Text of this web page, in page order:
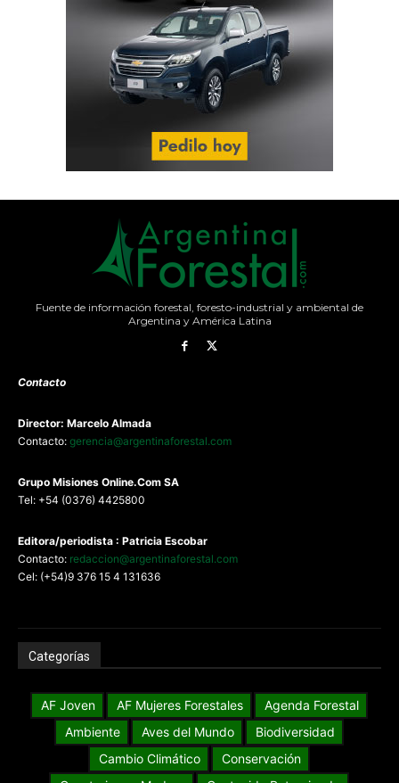
Fuente de información forestal, foresto-industrial y ambiental de
Argentina y América Latina
Contacto
Director: Marcelo Almada
Contacto: gerencia@argentinaforestal.com
Grupo Misiones Online.Com SA
Tel: +54 (0376) 4425800
Editora/periodista : Patricia Escobar
Contacto: redaccion@argentinaforestal.com
Cel: (+54)9 376 15 4 131636
Categorías
AF Joven AF Mujeres Forestales
Agenda Forestal
Ambiente
Aves del Mundo
Biodiversidad
Cambio Climático
Conservación